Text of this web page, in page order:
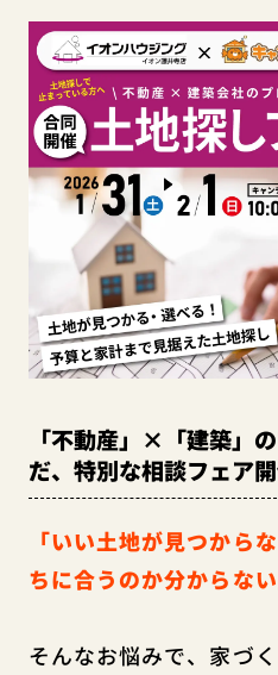
「不動産」×「建築」
だ、特別な相談フェア開
「いい土地が見つから
ちに合うのか分からない
そんなお悩みで、家づ